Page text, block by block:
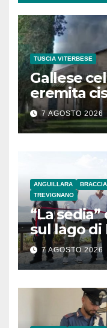
TUSCIA VITERBESE
Gallese
eremita
secolo
7 AGOSTO 2026
ANGUILLARA
TREVIGNANO
“La
sul lago di
7 AGOSTO 2026